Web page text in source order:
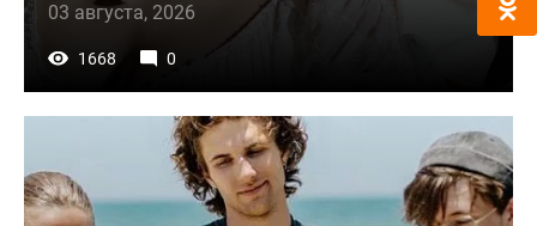
03 августа, 2026
1668 0